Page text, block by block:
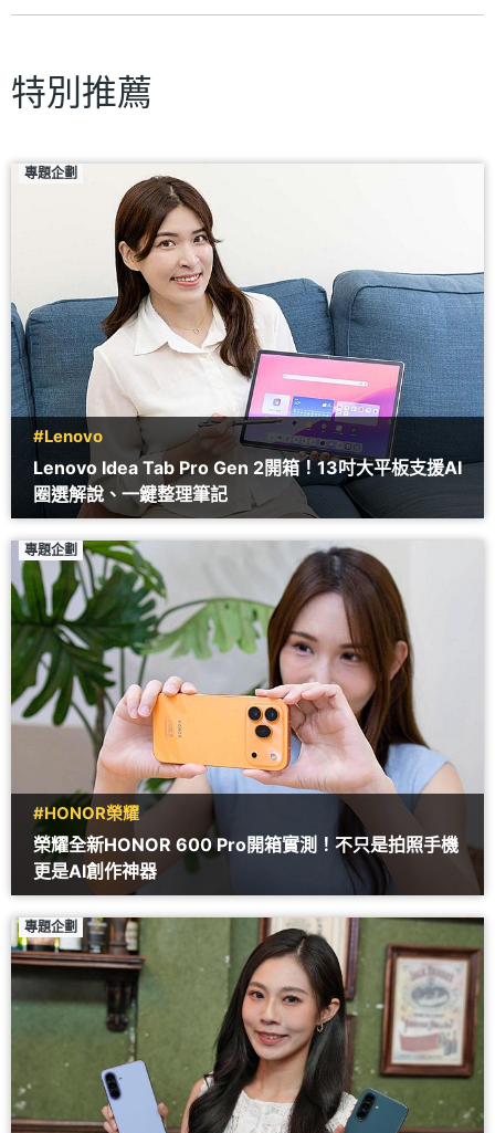
特別推薦
專題企劃
#Lenovo
Lenovo Idea Tab Pro Gen 2開箱！13吋大平板支援AI
圈選解說、一鍵整理筆記
專題企劃
#HONOR榮耀
榮耀全新HONOR 600 Pro開箱實測！不只是拍照手機
更是AI創作神器
專題企劃